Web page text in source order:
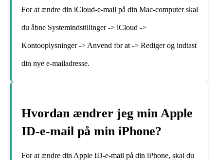
For at ændre din iCloud-e-mail på din Mac-computer skal
du åbne Systemindstillinger -> iCloud ->
Kontooplysninger -> Anvend for at -> Rediger og indtast
din nye e-mailadresse.
Hvordan ændrer jeg min Apple
ID-e-mail på min iPhone?
For at ændre din Apple ID-e-mail på din iPhone, skal du